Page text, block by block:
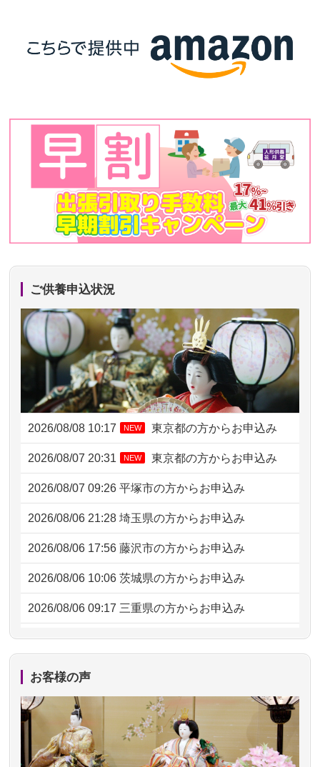
ご供養申込状況
2026/08/08 10:17 NEW 東京都の方からお申込み
2026/08/07 20:31 NEW 東京都の方からお申込み
2026/08/07 09:26 平塚市の方からお申込み
2026/08/06 21:28 埼玉県の方からお申込み
2026/08/06 17:56 藤沢市の方からお申込み
2026/08/06 10:06 茨城県の方からお申込み
2026/08/06 09:17 三重県の方からお申込み
2026/08/06 06:48 横浜市の方からお申込み
2026/08/05 15:07
2026/08/05 11:33 神奈川の方からお申込み
2026/08/04 17:34 西亀有の方からお申込み
2026/08/04 15:40 千葉県の方からお申込み
お客様の声